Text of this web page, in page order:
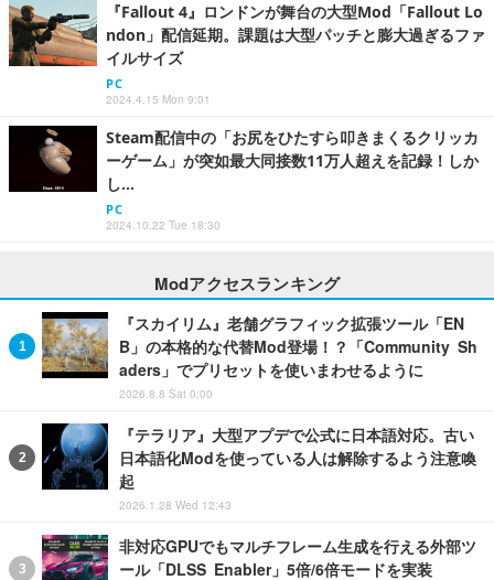
『Fallout 4』ロンドンが舞台の大型Mod「Fallout Lo
ndon」配信延期。課題は大型パッチと膨大過ぎるファ
イルサイズ
PC
2024.4.15 Mon 9:01
Steam配信中の「お尻をひたすら叩きまくるクリッカ
ーゲーム」が突如最大同接数11万人超えを記録！しか
し…
PC
2024.10.22 Tue 18:30
Modアクセスランキング
『スカイリム』老舗グラフィック拡張ツール「EN
B」の本格的な代替Mod登場！？「Community Sh
aders」でプリセットを使いまわせるように
2026.8.8 Sat 0:00
『テラリア』大型アプデで公式に日本語対応。古い
日本語化Modを使っている人は解除するよう注意喚
起
2026.1.28 Wed 12:43
非対応GPUでもマルチフレーム生成を行える外部ツ
ール「DLSS Enabler」5倍/6倍モードを実装